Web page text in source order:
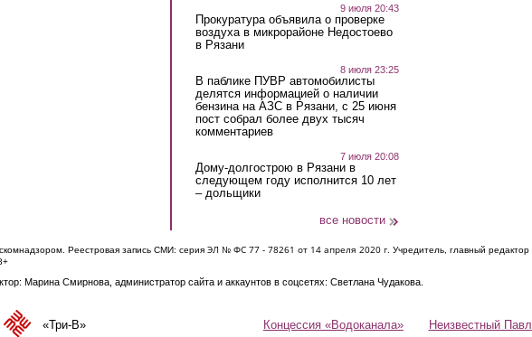
9 июля 20:43
Прокуратура объявила о проверке
воздуха в микрорайоне Недостоево
в Рязани
8 июля 23:25
В паблике ПУВР автомобилисты
делятся информацией о наличии
бензина на АЗС в Рязани, с 25 июня
пост собрал более двух тысяч
комментариев
7 июля 20:08
Дому-долгострою в Рязани в
следующем году исполнится 10 лет
– дольщики
все новости
Реестровая запись СМИ: серия ЭЛ № ФС 77 - 78261 от 14 апреля 2020 г. Учредитель, главный
e-mail)
Марина Смирнова, администратор сайта и аккаунтов в соцсетях: Светлана Чудакова.
Концессия «Водоканала» Неизвестный
is external)«Три-В»